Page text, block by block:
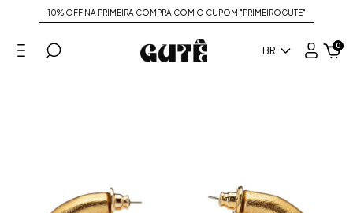
10% OFF NA PRIMEIRA COMPRA COM O CUPOM "PRIMEIROGUTE"
BR 0